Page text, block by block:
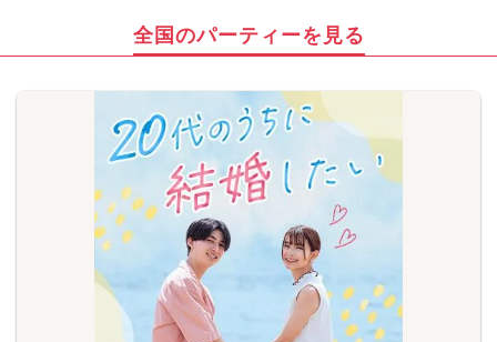
全国のパーティーを見る